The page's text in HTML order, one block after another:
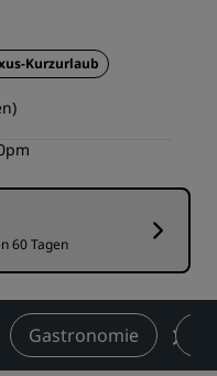
Kurzurlaub
60 Tagen
Gastronomie